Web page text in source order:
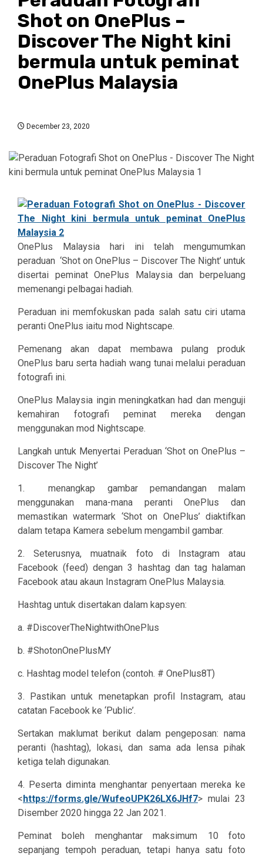
Shot on OnePlus –
Discover The Night kini
bermula untuk peminat
OnePlus Malaysia
December 23, 2020
OnePlus Malaysia hari ini telah mengumumkan
peraduan ‘Shot on OnePlus – Discover The Night’ untuk
disertai peminat OnePlus Malaysia dan berpeluang
memenangi pelbagai hadiah.
Peraduan ini memfokuskan pada salah satu ciri utama
peranti OnePlus iaitu mod Nightscape.
Pemenang akan dapat membawa pulang produk
OnePlus baru serta hadiah wang tunai melalui peraduan
fotografi ini.
OnePlus Malaysia ingin meningkatkan had dan menguji
kemahiran fotografi peminat mereka dengan
menggunakan mod Nightscape.
Langkah untuk Menyertai Peraduan ‘Shot on OnePlus –
Discover The Night’
1.
menangkap gambar pemandangan malam
menggunakan mana-mana peranti OnePlus dan
memastikan watermark ‘Shot on OnePlus’ diaktifkan
dalam tetapa Kamera sebelum mengambil gambar.
2. Seterusnya, muatnaik foto di Instagram atau
Facebook (feed) dengan 3 hashtag dan tag halaman
Facebook atau akaun Instagram OnePlus Malaysia.
Hashtag untuk disertakan dalam kapsyen:
a. #DiscoverTheNightwithOnePlus
b. #ShotonOnePlusMY
c. Hashtag model telefon (contoh. # OnePlus8T)
3. Pastikan untuk menetapkan profil Instagram, atau
catatan Facebook ke ‘Public’.
Sertakan maklumat berikut dalam pengeposan: nama
peranti (hashtag), lokasi, dan sama ada lensa pihak
ketiga telah digunakan.
4. Peserta diminta menghantar penyertaan mereka ke
<https://forms.gle/WufeoUPK26LX6JHf7> mulai 23
Disember 2020 hingga 22 Jan 2021.
Peminat boleh menghantar maksimum 10 foto
sepanjang tempoh peraduan, tetapi hanya satu foto